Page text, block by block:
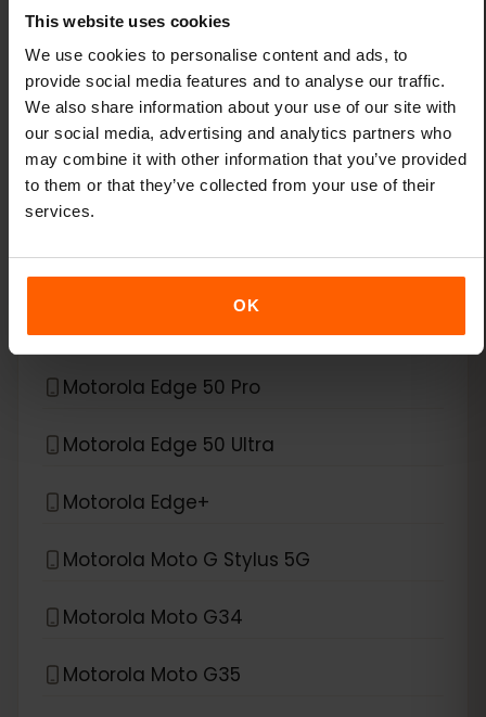
This website uses cookies
We use cookies to personalise content and ads, to
provide social media features and to analyse our traffic.
We also share information about your use of our site with
our social media, advertising and analytics partners who
may combine it with other information that you’ve provided
to them or that they’ve collected from your use of their
services.
OK
eSIM 호환 기기 Motorola
Motorola Edge 40 Neo
Motorola Edge 40 Pro
Motorola Edge 50
Motorola Edge 50 Fusion
Motorola Edge 50 Neo
Motorola Edge 50 Pro
Motorola Edge 50 Ultra
Motorola Edge+
Motorola Moto G Stylus 5G
Motorola Moto G34
Motorola Moto G35